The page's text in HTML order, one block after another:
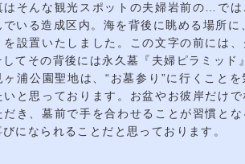
はそんな観光スポットの夫婦岩前の…で
でいる造成区内。海を背後に眺める場所
を設置いたしました。この文字の前には
してその背後には永久墓『夫婦ピラミッド
ヶ浦公園聖地は、“お墓参り”に行くこと
いと思っております。お盆やお彼岸だけ
だき、墓前で手を合わせることが習慣と
びになられることだと思っております。